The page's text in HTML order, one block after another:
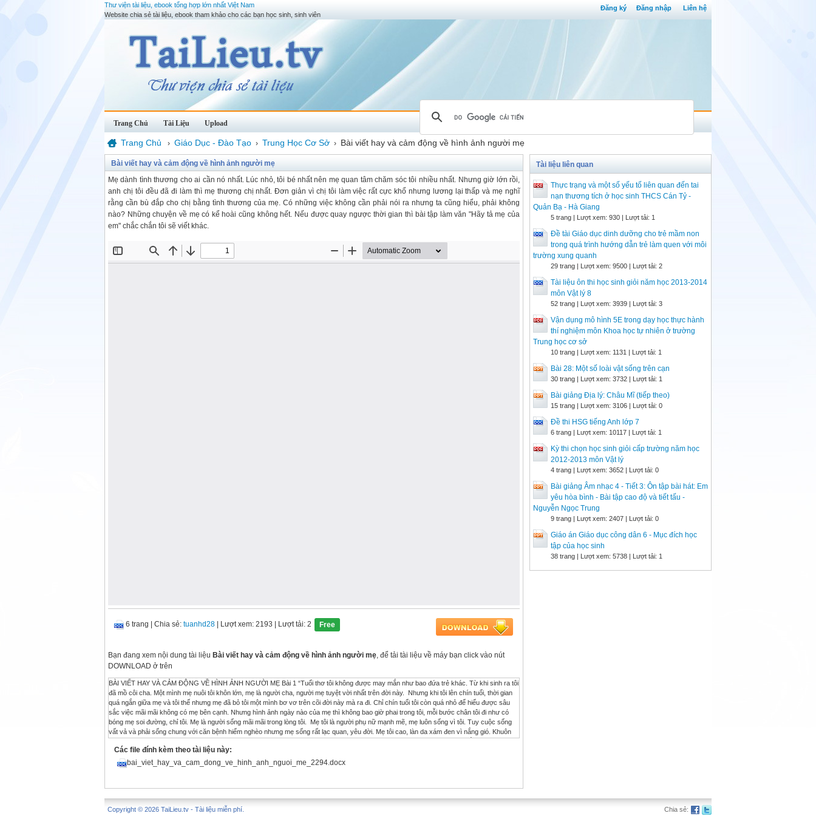
Đăng ký Đăng nhập Liên hệ
Thư viện tài liệu, ebook tổng hợp lớn nhất Việt Nam
Website chia sẻ tài liệu, ebook tham khảo cho các bạn học sinh, sinh viên
Trang Chủ Tài Liệu Upload
Trang Chủ › Giáo Dục - Đào Tạo › Trung Học Cơ Sở › Bài viết hay và cảm động về hình ảnh người mẹ
Bài viết hay và cảm động về hình ảnh người mẹ
Mẹ dành tình thương cho ai cần nó nhất. Lúc nhỏ, tôi bé nhất nên mẹ quan tâm chăm sóc tôi nhiều nhất. Nhưng giờ lớn rồi,
anh chị tôi đều đã đi làm thì mẹ thương chị nhất. Đơn giản vì chị tôi làm việc rất cực khổ nhưng lương lại thấp và mẹ nghĩ
rằng cần bù đắp cho chị bằng tình thương của mẹ. Có những việc không cần phải nói ra nhưng ta cũng hiểu, phải không
nào? Những chuyện về mẹ có kể hoài cũng không hết. Nếu được quay ngược thời gian thì bài tập làm văn "Hãy tả mẹ của
em" chắc chắn tôi sẽ viết khác.
6 trang Chia sẻ: tuanhd28 | Lượt xem: 2193 | Lượt tải: 2 Free
Bạn đang xem nội dung tài liệu Bài viết hay và cảm động về hình ảnh người mẹ, để tải tài liệu về máy bạn click vào nút
DOWNLOAD ở trên
BÀI VIẾT HAY VÀ CẢM ĐỘNG VỀ HÌNH ẢNH NGƯỜI MẸ Bài 1 “Tuổi thơ tôi không được may mắn như bao đứa trẻ khác. Từ khi sinh ra tôi
đã mồ côi cha. Một mình mẹ nuôi tôi khôn lớn, mẹ là người cha, người mẹ tuyệt vời nhất trên đời này. Nhưng khi tôi lên chín tuổi, thời gian
quá ngắn giữa mẹ và tôi thế nhưng mẹ đã bỏ tôi một mình bơ vơ trên cõi đời này mà ra đi. Chỉ chín tuổi tôi còn quá nhỏ để hiểu được sâu
sắc việc mãi mãi không có mẹ bên cạnh. Nhưng hình ảnh ngày nào của mẹ thì không bao giờ phai trong tôi, mỗi bước chân tôi đi như có
bóng mẹ soi đường, chỉ tôi. Mẹ là người sống mãi mãi trong lòng tôi. Mẹ tôi là người phụ nữ mạnh mẽ, mẹ luôn sống vì tôi. Tuy cuộc sống
vất vả và phải sống chung với căn bệnh hiểm nghèo nhưng mẹ sống rất lạc quan, yêu đời. Mẹ tôi cao, làn da xám đen vì nắng gió. Khuôn
những điều tốt đẹp đến cho tôi còn tôi thì chỉ biết làm mẹ buồn, mẹ khóc. Mẹ dạy tôi rất nhiều điều “Phải sống trung thực, ngay thẳng. Phải
biết ơn nhưng không được nhớ oán. Phải biết tha thứ yêu thương người khác. Nhất định chị em phải đoàn kết với nhau mà sống, đừng để
mọi người chê cười con không có dạy”. Đó là tất cả những gì mẹ để lại cho tôi trước lúc ra đi. Lúc đó, tôi chẳng hiểu gì cả, tôi sống vô tư có
mẹ đã dành cho con. Con nhớ me nhiều lắm, nhất định cn sẽ làm theo những gì mẹ dạy. Mẹ tôi đã vượt qua khó khăn để sống và tôi cũng
sẽ thế. Mẹ luôn là một vầng ánh sáng soi dẫn đường tôi. Những nụ cười của mẹ sao nó cứ hiện mãi trong đầu tôi cả lúc mẹ ra đi nữa. Giờ
tôi muốn được nắm tay mẹ, muốn được ngồi vào mẹ nhưng tôi không thể! Mẹ tôi rất thương yêu tôi, mẹ đã hi sinh cuộc đời mình để tôi
Các file đính kèm theo tài liệu này:
bai_viet_hay_va_cam_dong_ve_hinh_anh_nguoi_me_2294.docx
Tài liệu liên quan
Thực trạng và một số yếu tố liên quan đến tai
nạn thương tích ở học sinh THCS Cán Tỷ -
Quản Bạ - Hà Giang
5 trang | Lượt xem: 930 | Lượt tải: 1
Đề tài Giáo dục dinh dưỡng cho trẻ mầm non
trong quá trình hướng dẫn trẻ làm quen với môi
trường xung quanh
29 trang | Lượt xem: 9500 | Lượt tải: 2
Tài liệu ôn thi học sinh giỏi năm học 2013-2014
môn Vật lý 8
52 trang | Lượt xem: 3939 | Lượt tải: 3
Vận dụng mô hình 5E trong dạy học thực hành
thí nghiệm môn Khoa học tự nhiên ở trường
Trung học cơ sở
10 trang | Lượt xem: 1131 | Lượt tải: 1
Bài 28: Một số loài vật sống trên cạn
30 trang | Lượt xem: 3732 | Lượt tải: 1
Bài giảng Địa lý: Châu Mĩ (tiếp theo)
15 trang | Lượt xem: 3106 | Lượt tải: 0
Đề thi HSG tiếng Anh lớp 7
6 trang | Lượt xem: 10117 | Lượt tải: 1
Kỳ thi chọn học sinh giỏi cấp trường năm học
2012-2013 môn Vật lý
4 trang | Lượt xem: 3652 | Lượt tải: 0
Bài giảng Âm nhạc 4 - Tiết 3: Ôn tập bài hát: Em
yêu hòa bình - Bài tập cao độ và tiết tấu -
Nguyễn Ngọc Trung
9 trang | Lượt xem: 2407 | Lượt tải: 0
Giáo án Giáo dục công dân 6 - Mục đích học
tập của học sinh
38 trang | Lượt xem: 5738 | Lượt tải: 1
Copyright © 2026 TaiLieu.tv - Tài liệu miễn phí. Chia sẻ: